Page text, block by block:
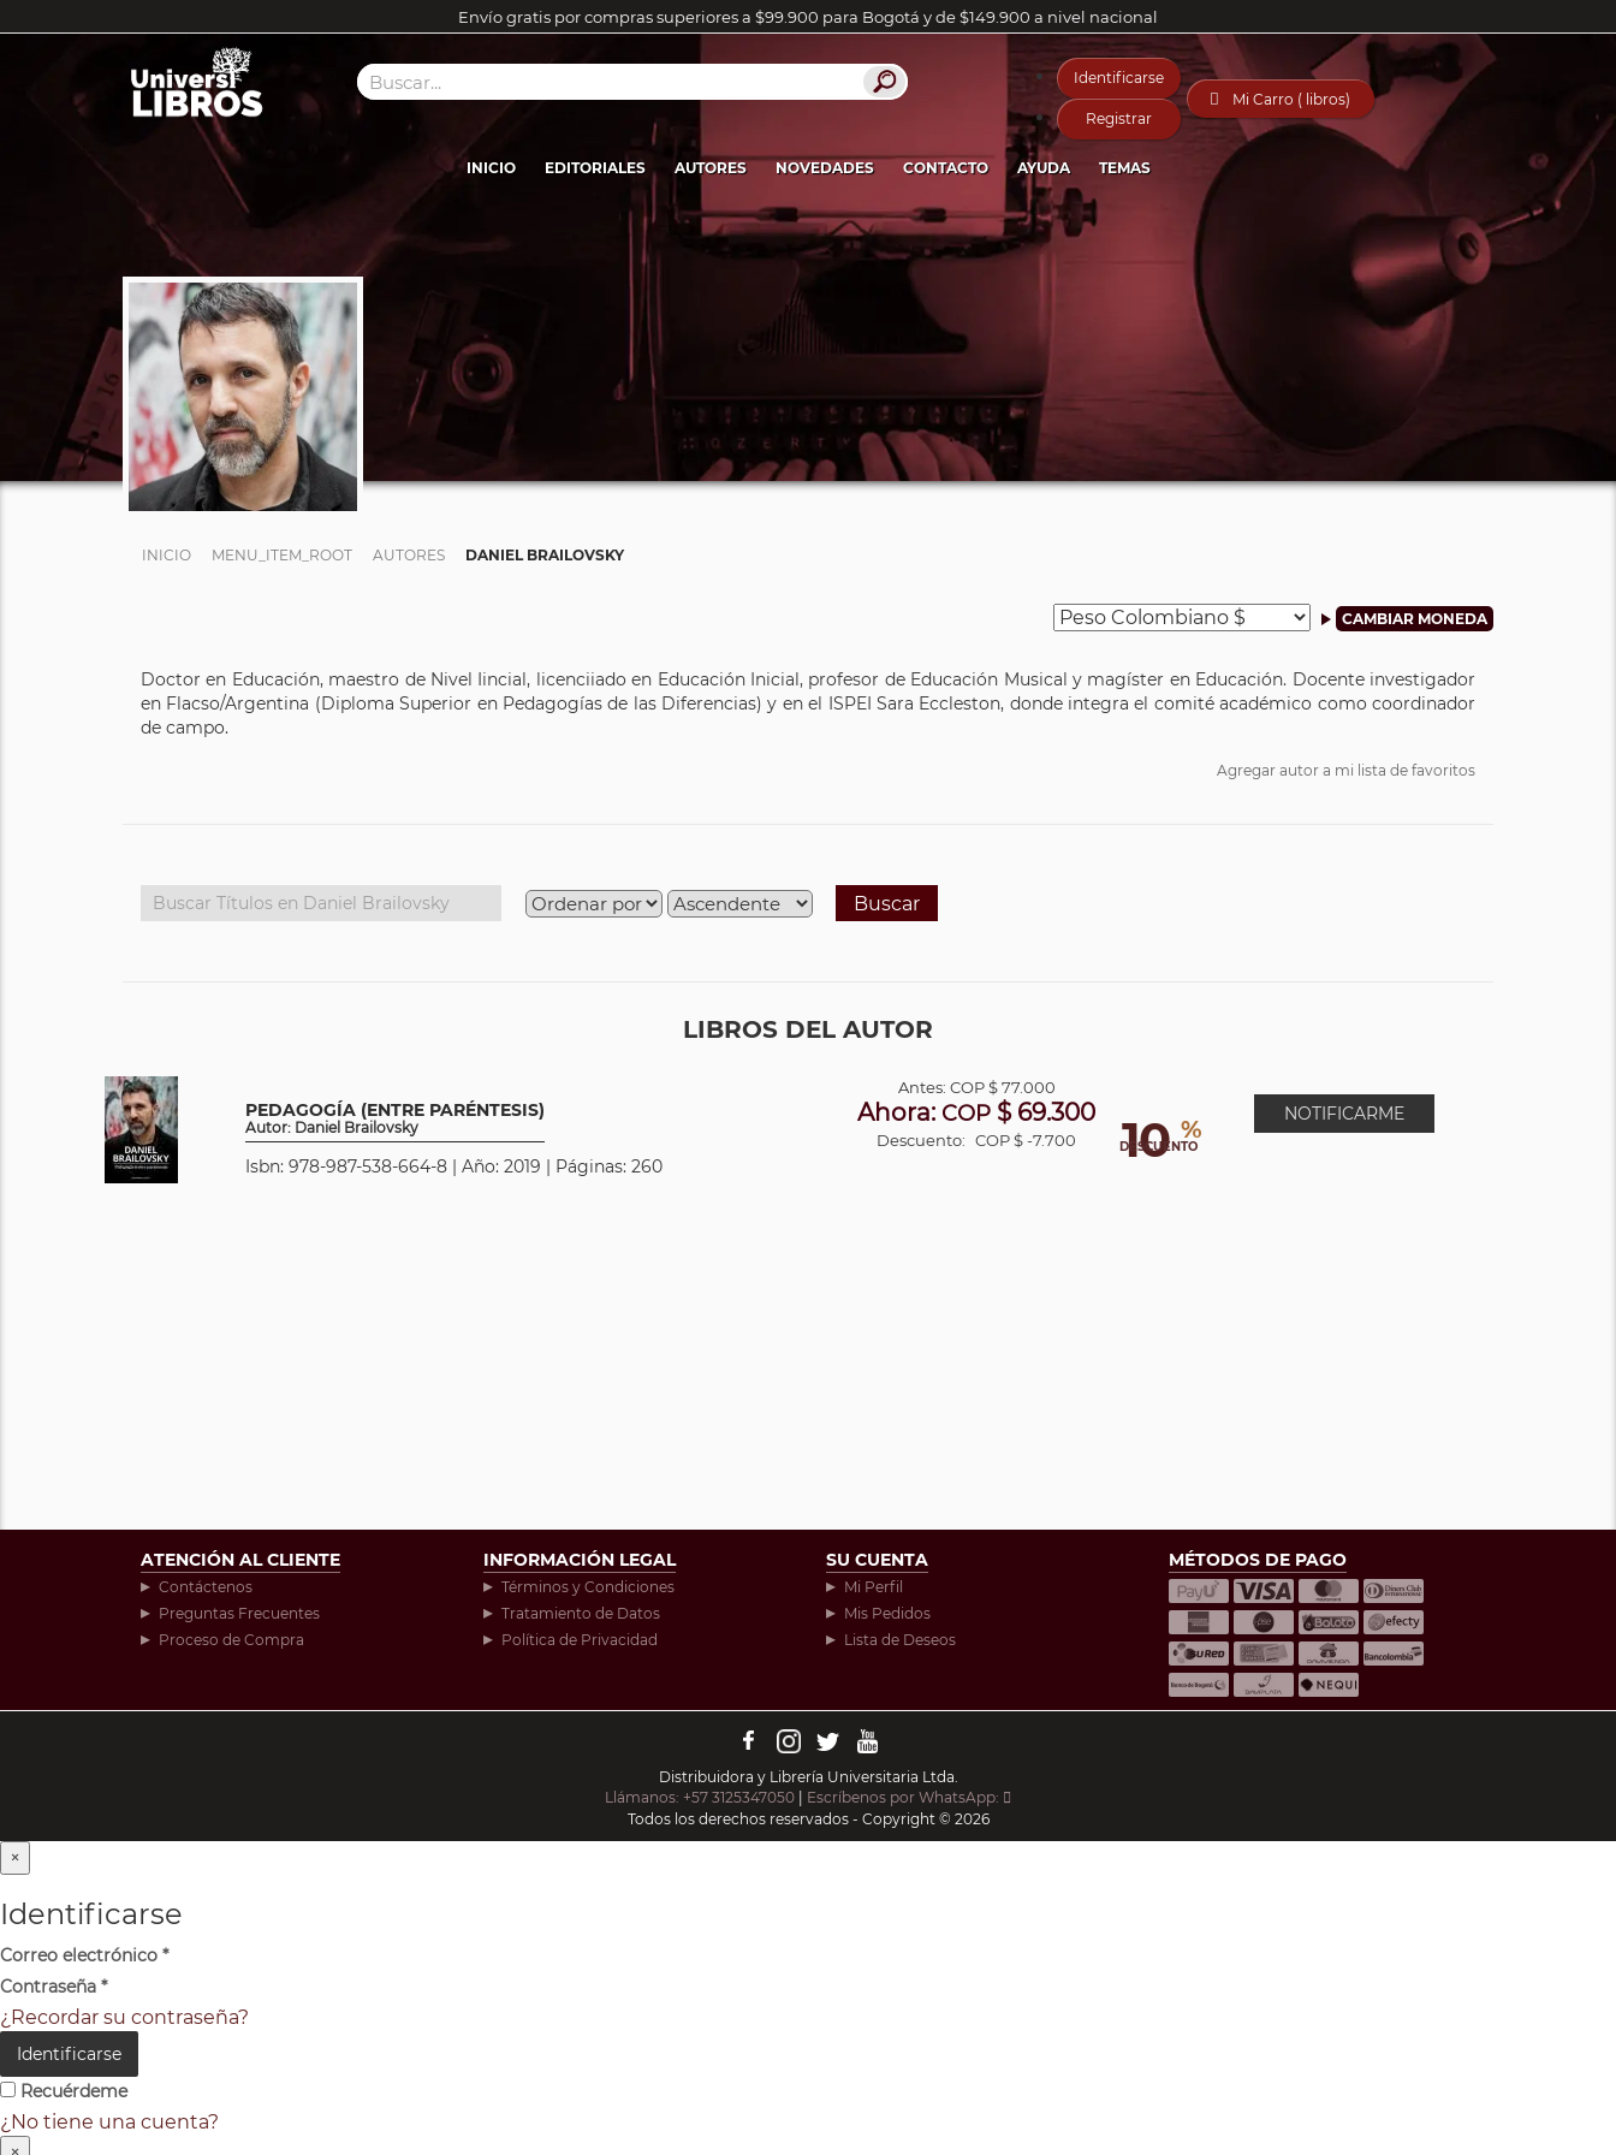
Envío gratis por compras superiores a $99.900 para Bogotá y de $149.900 a nivel nacional
Identificarse
Registrar
 Mi Carro ( libros)
INICIO EDITORIALES AUTORES NOVEDADES CONTACTO AYUDA TEMAS
INICIO MENU_ITEM_ROOT AUTORES DANIEL BRAILOVSKY
Doctor en Educación, maestro de Nivel Iincial, licenciiado en Educación Inicial, profesor de Educación Musical y magíster en Educación. Docente investigador
en Flacso/Argentina (Diploma Superior en Pedagogías de las Diferencias) y en el ISPEI Sara Eccleston, donde integra el comité académico como coordinador
de campo.
Agregar autor a mi lista de favoritos
Buscar
LIBROS DEL AUTOR
PEDAGOGÍA (ENTRE PARÉNTESIS)
Autor: Daniel Brailovsky
Isbn: 978-987-538-664-8 | Año: 2019 | Páginas: 260 10 %
DESCUENTO
Antes: COP$ 77.000
Ahora: COP $ 69.300
Descuento: COP $ -7.700
NOTIFICARME
ATENCIÓN AL CLIENTE
Contáctenos
Preguntas Frecuentes
Proceso de Compra
INFORMACIÓN LEGAL
Términos y Condiciones
Tratamiento de Datos
Política de Privacidad
SU CUENTA
Mi Perfil
Mis Pedidos
Lista de Deseos
MÉTODOS DE PAGO
Distribuidora y Librería Universitaria Ltda.
Llámanos: +57 3125347050
Escríbenos por WhatsApp:
Todos los derechos reservados - Copyright © 2026
×
Identificarse
Correo electrónico *
Contraseña *
¿Recordar su contraseña?
Identificarse
Recuérdeme
¿No tiene una cuenta?